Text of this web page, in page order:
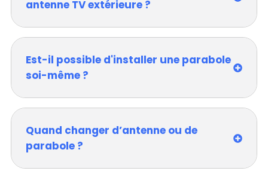
antenne TV extérieure ?
Est-il possible d'installer une parabole
soi-même ?
Quand changer d’antenne ou de
parabole ?